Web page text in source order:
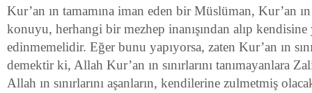
Kur’an ın tamamına iman eden bir Müslüman, Kur’an
konuyu, herhangi bir mezhep inanışından alıp
edinmemelidir. Eğer bunu yapıyorsa, zaten Kur’an ın
demektir ki, Allah Kur’an ın sınırlarını tanımayanlara
Allah ın sınırlarını aşanların, kendilerine zulmetmiş